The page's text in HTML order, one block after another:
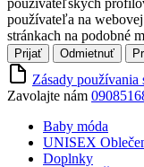
používateľských
používateľa na
stránkach na podobné
Prijať Odmietnuť
Zásady používania
Zavolajte nám
Baby móda
UNISEX
Doplnky